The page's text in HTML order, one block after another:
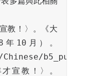
教！〉。《大
10月）。
宣教！〉。